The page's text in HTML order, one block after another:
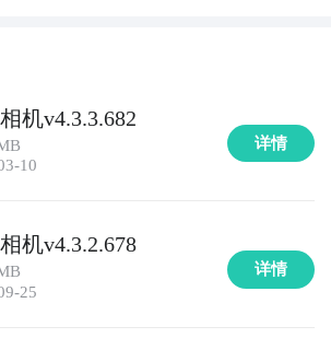
效果和色彩鲜艳。
这款APP可以将您的照片转换成漫画
看起来像是出自漫画书一样有趣和生
果。无论是美颜、滤镜还是贴纸，都
到。
机v4.3.3.682
10
详情
机v4.3.2.678
25
详情